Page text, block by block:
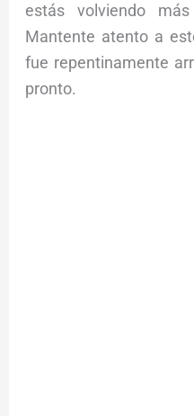
estás volviendo
Mantente atento a
fue repentinamente
pronto.